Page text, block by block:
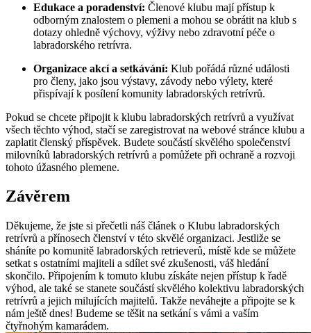
Edukace ⁤a poradenství: Členové⁤ klubu mají přístup k
odborným znalostem ⁣o‌ plemeni a​ mohou se obrátit na klub s
dotazy ​ohledně výchovy, výživy nebo zdravotní péče o
labradorského retrívra.
Organizace akcí ​a setkávání: Klub⁢ pořádá⁢ různé‍ události
pro členy, jako jsou výstavy, závody nebo výlety, které‍
přispívají k⁢ posílení komunity labradorských retrívrů.
Pokud se ⁣chcete připojit k⁣ klubu labradorských retrívrů a⁣ využívat‍
všech těchto výhod, stačí se zaregistrovat ‍na webové stránce klubu a
zaplatit členský příspěvek. Budete součástí skvělého⁢ společenství⁢
milovníků labradorských ⁢retrívrů a pomůžete při ochraně a rozvoji‍
tohoto úžasného plemene.
Závěrem
Děkujeme, že jste si přečetli⁤ náš článek o ⁢Klubu labradorských
retrívrů ‌a přínosech ​členství‍ v této skvělé organizaci. Jestliže‍ se
sháníte‌ po komunitě labradorských ‌retrieverů, ⁣místě kde se ⁢můžete ​
setkat s ostatními majiteli​ a sdílet své zkušenosti,⁣ váš hledání
⁢skončilo. Připojením k tomuto klubu získáte nejen ​přístup k řadě
výhod,​ ale také se stanete součástí skvělého kolektivu ​labradorských
⁣retrívrů a ​jejich milujících majitelů. Takže neváhejte a připojte se‌ k
nám ještě dnes! Budeme​ se těšit na setkání ‍s ⁣vámi a vaším
čtyřnohým kamarádem.